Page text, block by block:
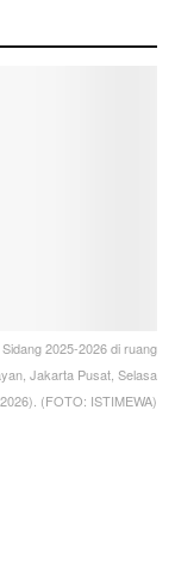
2025-2026 di ruang
Jakarta Pusat, Selasa
(FOTO: ISTIMEWA)